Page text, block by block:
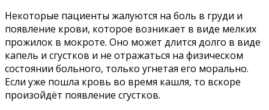
Некоторые пациенты жалуются на боль в груди и
появление крови, которое возникает в виде мелких
прожилок в мокроте. Оно может длится долго в виде
капель и сгустков и не отражаться на физическом
состоянии больного, только угнетая его морально.
Если уже пошла кровь во время кашля, то вскоре
произойдёт появление сгустков.